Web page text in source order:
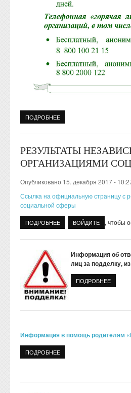
ПОДРОБНЕЕ
РЕЗУЛЬТАТЫ
ОРГАНИЗАЦИЯМИ
Опубликовано 15. декабря 2017 -
Ссылка на официальную страницу с
социальной сферы
ПОДРОБНЕЕ О РЕЗУЛЬТАТЫ
ВОЙДИТЕ , чтобы
Информация об
лиц за подделку,
ПОДРОБНЕЕ
Информация в помощь родителям
ПОДРОБНЕЕ